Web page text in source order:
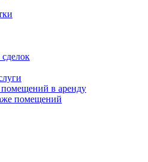
помещений в аренду
помещений